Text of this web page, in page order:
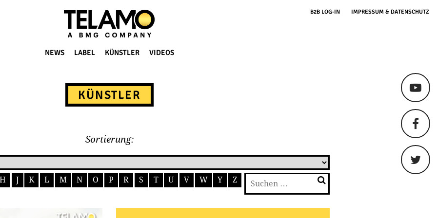
NEWS LABEL KÜNSTLER VIDEOS
B2B LOG-IN IMPRESSUM & DATENSCHUTZ
KÜNSTLER
Sortierung:
H J K L M N O P R S T U V W Y Z
Suchen